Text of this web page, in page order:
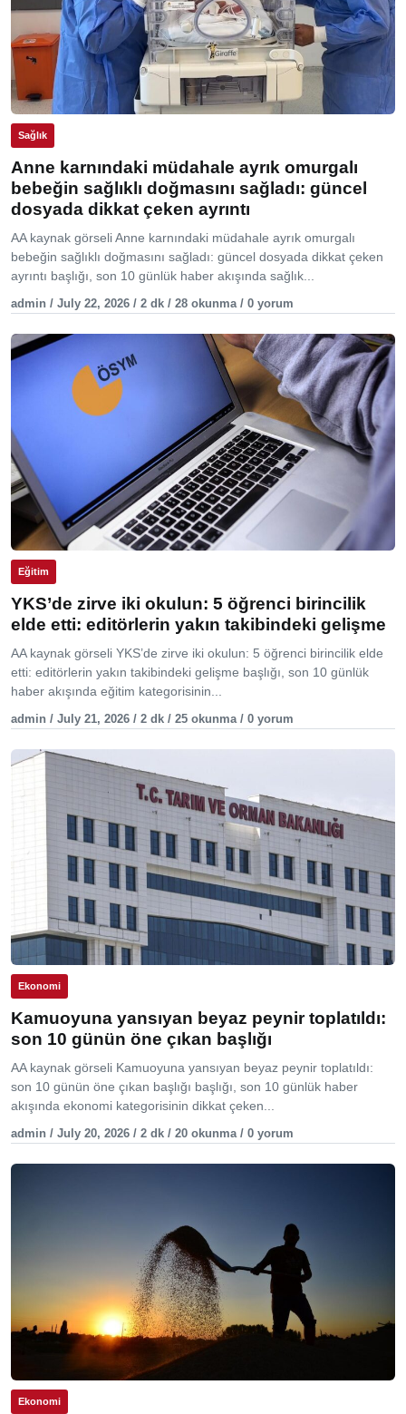
Sağlık
Anne karnındaki müdahale ayrık omurgalı
bebeğin sağlıklı doğmasını sağladı: güncel
dosyada dikkat çeken ayrıntı
AA kaynak görseli Anne karnındaki müdahale ayrık omurgalı
bebeğin sağlıklı doğmasını sağladı: güncel dosyada dikkat çeken
ayrıntı başlığı, son 10 günlük haber akışında sağlık...
admin / July 22, 2026 / 2 dk / 28 okunma / 0 yorum
Eğitim
YKS’de zirve iki okulun: 5 öğrenci birincilik
elde etti: editörlerin yakın takibindeki gelişme
AA kaynak görseli YKS’de zirve iki okulun: 5 öğrenci birincilik elde
etti: editörlerin yakın takibindeki gelişme başlığı, son 10 günlük
haber akışında eğitim kategorisinin...
admin / July 21, 2026 / 2 dk / 25 okunma / 0 yorum
Ekonomi
Kamuoyuna yansıyan beyaz peynir toplatıldı:
son 10 günün öne çıkan başlığı
AA kaynak görseli Kamuoyuna yansıyan beyaz peynir toplatıldı:
son 10 günün öne çıkan başlığı başlığı, son 10 günlük haber
akışında ekonomi kategorisinin dikkat çeken...
admin / July 20, 2026 / 2 dk / 20 okunma / 0 yorum
Ekonomi